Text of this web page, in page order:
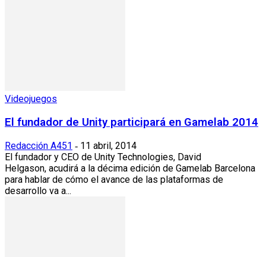
Videojuegos
El fundador de Unity participará en Gamelab 2014
Redacción A451 - 11 abril, 2014
El fundador y CEO de Unity Technologies, David
Helgason, acudirá a la décima edición de Gamelab Barcelona
para hablar de cómo el avance de las plataformas de
desarrollo va a...